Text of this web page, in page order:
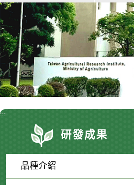
:::
研發成果
品種介紹